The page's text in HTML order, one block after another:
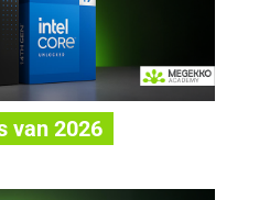
van 2026